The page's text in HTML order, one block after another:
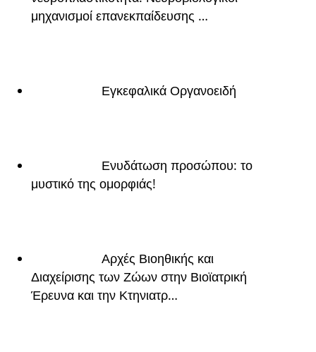
μηχανισμοί επανεκπαίδευσης …
Εγκεφαλικά Οργανοειδή
Ενυδάτωση προσώπου: το
μυστικό της ομορφιάς!
Αρχές Βιοηθικής και
Διαχείρισης των Ζώων στην Βιοϊατρική
Έρευνα και την Κτηνιατρ…